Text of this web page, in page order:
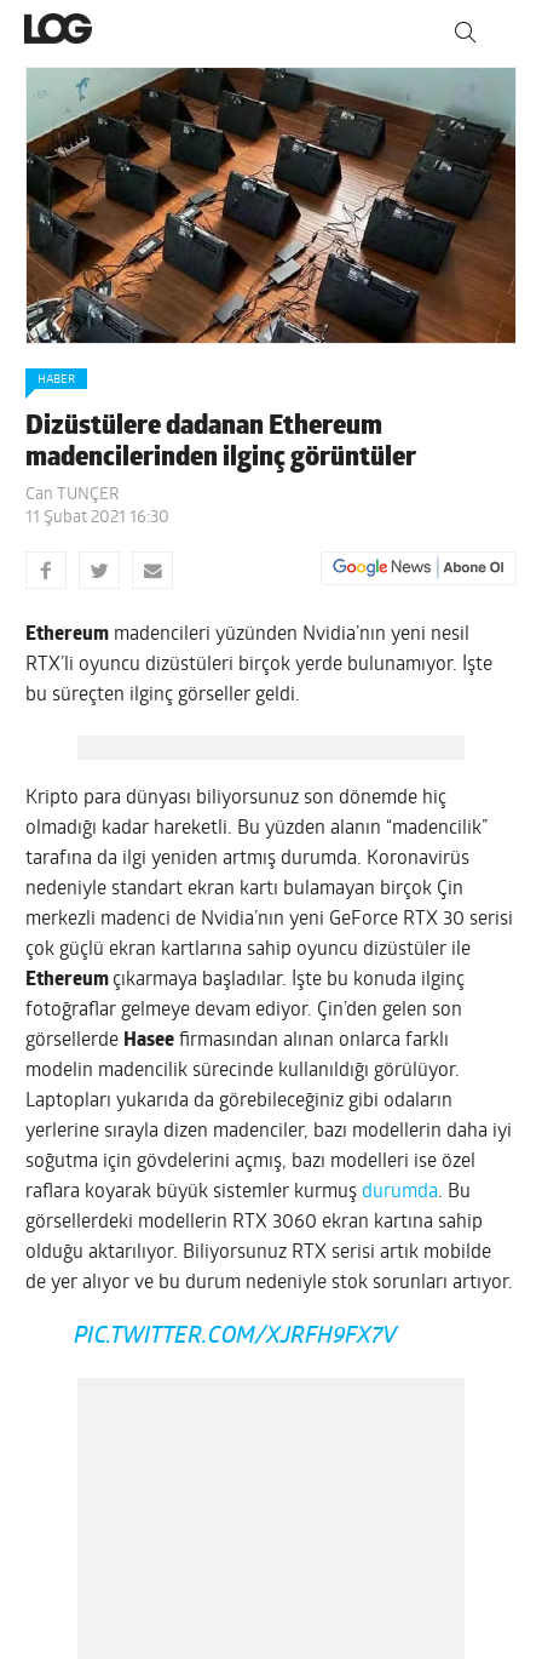
HABER
Dizüstülere dadanan Ethereum
madencilerinden ilginç görüntüler
Can TUNÇER
11 Şubat 2021 16:30
Ethereum madencileri yüzünden Nvidia’nın yeni nesil
RTX’li oyuncu dizüstüleri birçok yerde bulunamıyor. İşte
bu süreçten ilginç görseller geldi.
Kripto para dünyası biliyorsunuz son dönemde hiç
olmadığı kadar hareketli. Bu yüzden alanın “madencilik”
tarafına da ilgi yeniden artmış durumda. Koronavirüs
nedeniyle standart ekran kartı bulamayan birçok Çin
merkezli madenci de Nvidia’nın yeni GeForce RTX 30 serisi
çok güçlü ekran kartlarına sahip oyuncu dizüstüler ile
Ethereum çıkarmaya başladılar. İşte bu konuda ilginç
fotoğraflar gelmeye devam ediyor. Çin’den gelen son
görsellerde Hasee firmasından alınan onlarca farklı
modelin madencilik sürecinde kullanıldığı görülüyor.
Laptopları yukarıda da görebileceğiniz gibi odaların
yerlerine sırayla dizen madenciler, bazı modellerin daha iyi
soğutma için gövdelerini açmış, bazı modelleri ise özel
raflara koyarak büyük sistemler kurmuş durumda. Bu
görsellerdeki modellerin RTX 3060 ekran kartına sahip
olduğu aktarılıyor. Biliyorsunuz RTX serisi artık mobilde
de yer alıyor ve bu durum nedeniyle stok sorunları artıyor.
PIC.TWITTER.COM/XJRFH9FX7V